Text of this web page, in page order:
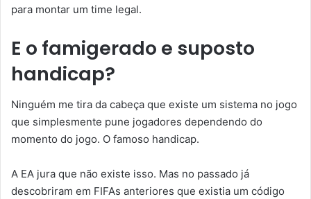
para montar um time legal.
E o famigerado e suposto
handicap?
Ninguém me tira da cabeça que existe um sistema no jogo
que simplesmente pune jogadores dependendo do
momento do jogo. O famoso handicap.
A EA jura que não existe isso. Mas no passado já
descobriram em FIFAs anteriores que existia um código